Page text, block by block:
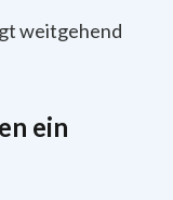
weitgehend
ein